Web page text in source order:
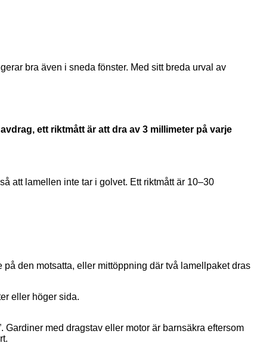
bra även i sneda fönster. Med sitt breda urval av
ett riktmått är att dra av 3 millimeter på varje
att lamellen inte tar i golvet. Ett riktmått är 10–30
den motsatta, eller mittöppning där två lamellpaket dras
eller höger sida.
med dragstav eller motor är barnsäkra eftersom